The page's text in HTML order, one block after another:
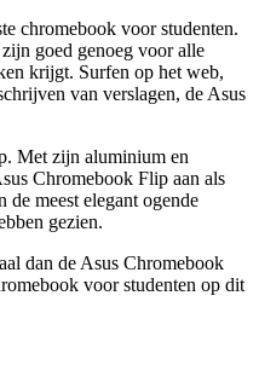
chromebook voor studenten.
goed genoeg voor alle
krijgt. Surfen op het web,
van verslagen, de Asus
Met zijn aluminium en
Chromebook Flip aan als
de meest elegant ogende
gezien.
dan de Asus Chromebook
voor studenten op dit